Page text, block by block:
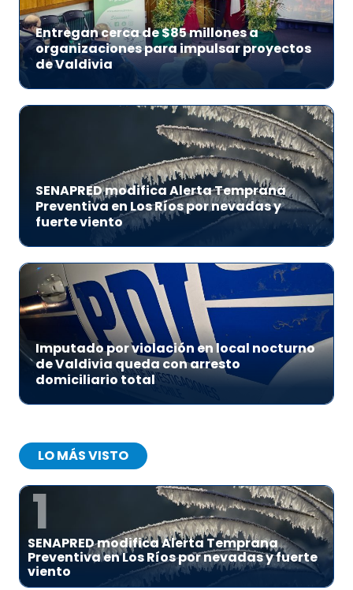
Entregan cerca de $85 millones a
organizaciones para impulsar proyectos
de Valdivia
SENAPRED modifica Alerta Temprana
Preventiva en Los Ríos por nevadas y
fuerte viento
Imputado por violación en local nocturno
de Valdivia queda con arresto
domiciliario total
LO MÁS VISTO
1
SENAPRED modifica Alerta Temprana
Preventiva en Los Ríos por nevadas y fuerte
viento